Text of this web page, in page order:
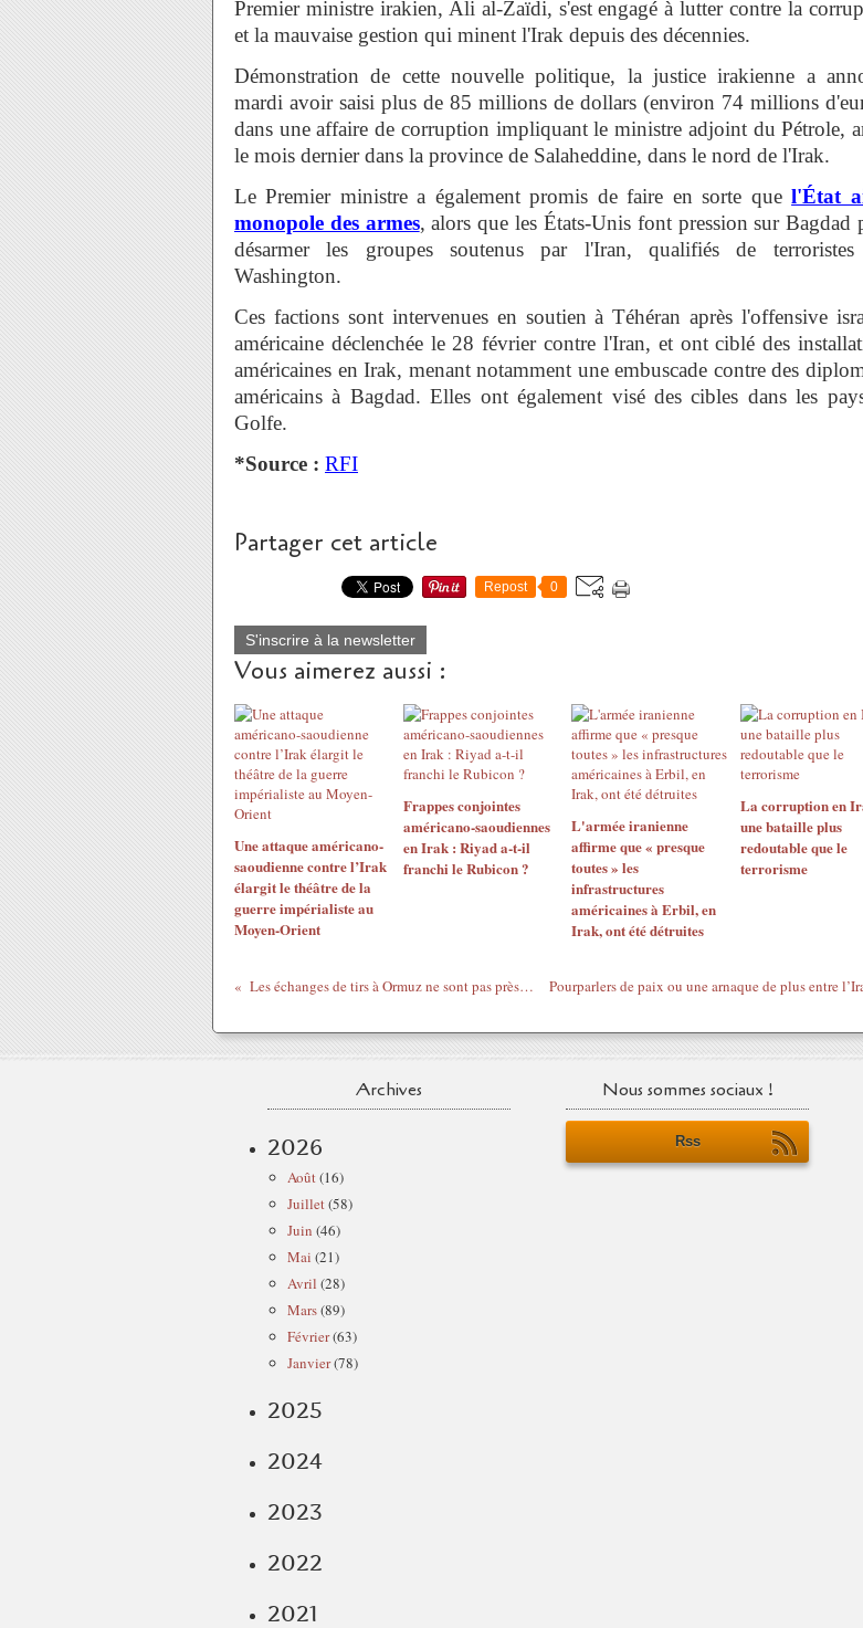
Premier ministre irakien, Ali al-Zaïdi, s'est engagé à lutter contre la
et la mauvaise gestion qui minent l'Irak depuis des décennies.
Démonstration de cette nouvelle politique, la justice irakienne a
mardi avoir saisi plus de 85 millions de dollars (environ 74 millions
dans une affaire de corruption impliquant le ministre adjoint du Pétrole,
le mois dernier dans la province de Salaheddine, dans le nord de l'Irak.
Le Premier ministre a également promis de faire en sorte quel'État
monopole des armes, alors que les États-Unis font pression sur Bagdad
désarmer les groupes soutenus par l'Iran, qualifiés de
Washington.
Ces factions sont intervenues en soutien à Téhéran après l'offensive
américaine déclenchée le 28 février contre l'Iran, et ont ciblé des
américaines en Irak, menant notamment une embuscade contre des
américains à Bagdad. Elles ont également visé des cibles dans les
Golfe.
*Source : RFI
Partager cet article
Repost 0
S'inscrire à la newsletter
Vous aimerez aussi :
Une attaque américano-
saoudienne contre l’Irak
élargit le théâtre de la
guerre impérialiste au
Moyen-Orient
Frappes conjointes
américano-saoudiennes
en Irak : Riyad a-t-il
franchi le Rubicon ?
L'armée iranienne
affirme que « presque
toutes » les
infrastructures
américaines à Erbil, en
Irak, ont été détruites
La corruption en
une bataille plus
redoutable que le
terrorisme
Les échanges de tirs à Ormuz ne sont pas près de cesser, mais…
Archives
2026
Août(16)
Juillet(58)
Juin (46)
Mai (21)
Avril (28)
Mars(89)
Février(63)
Janvier(78)
2025
2024
2023
2022
2021
Nous sommes sociaux !
Rss